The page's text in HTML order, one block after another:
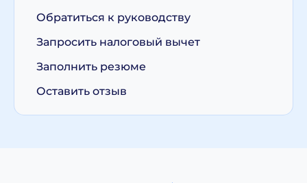
Обратиться к руководству
Запросить налоговый вычет
Заполнить резюме
Оставить отзыв